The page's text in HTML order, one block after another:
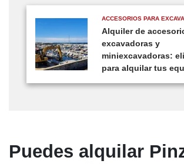
ACCESORIOS PARA
Alquiler de
excavadoras y
miniexcavadoras:
para alquilar tus
Puedes alquilar